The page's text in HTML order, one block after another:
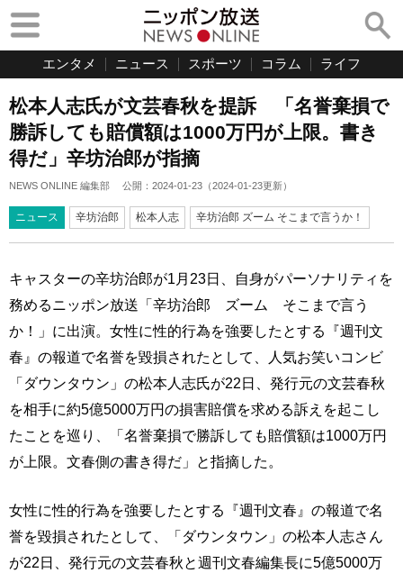
エンタメ ニュース スポーツ コラム ライフ
松本人志氏が文芸春秋を提訴 「名誉棄損で
勝訴しても賠償額は1000万円が上限。書き
得だ」辛坊治郎が指摘
NEWS ONLINE 編集部 公開： 2024-01-23 （2024-01-23更新）
ニュース 辛坊治郎 松本人志 辛坊治郎 ズーム そこまで言うか！
キャスターの辛坊治郎が1月23日、自身がパーソナリティを
務めるニッポン放送「辛坊治郎 ズーム そこまで言う
か！」に出演。女性に性的行為を強要したとする『週刊文
春』の報道で名誉を毀損されたとして、人気お笑いコンビ
「ダウンタウン」の松本人志氏が22日、発行元の文芸春秋
を相手に約5億5000万円の損害賠償を求める訴えを起こし
たことを巡り、「名誉棄損で勝訴しても賠償額は1000万円
が上限。文春側の書き得だ」と指摘した。
女性に性的行為を強要したとする『週刊文春』の報道で名
誉を毀損されたとして、「ダウンタウン」の松本人志さん
が22日、発行元の文芸春秋と週刊文春編集長に5億5000万